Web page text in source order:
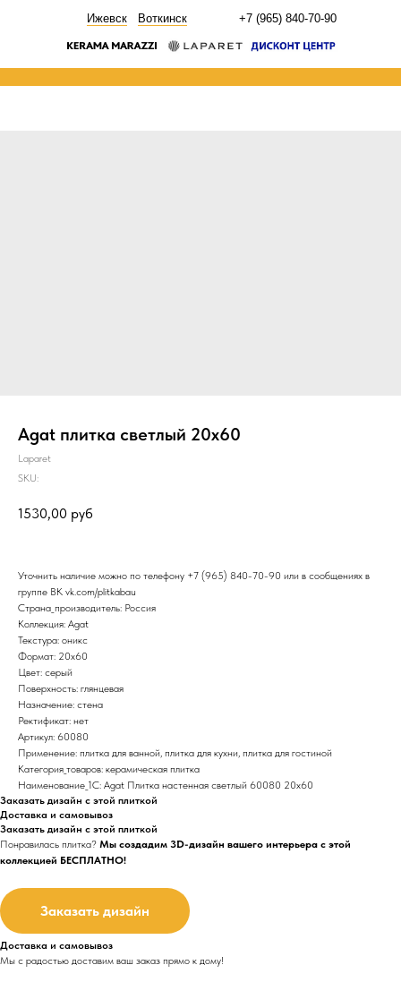
+7 (965) 840-70-90
Ижевск Воткинск
Agat плитка светлый 20х60
Laparet
SKU:
1530,00 руб
Уточнить наличие можно по телефону +7 (965) 840-70-90 или в сообщениях в
группе ВК vk.com/plitkabau
Страна_производитель: Россия
Коллекция: Agat
Текстура: оникс
Формат: 20x60
Цвет: серый
Поверхность: глянцевая
Назначение: стена
Ректификат: нет
Артикул: 60080
Применение: плитка для ванной, плитка для кухни, плитка для гостиной
Категория_товаров: керамическая плитка
Наименование_1С: Agat Плитка настенная светлый 60080 20х60
Заказать дизайн с этой плиткой
Доставка и самовывоз
Заказать дизайн с этой плиткой
Понравилась плитка? Мы создадим 3D-дизайн вашего интерьера с этой
коллекцией БЕСПЛАТНО!
Заказать дизайн
Доставка и самовывоз
Мы с радостью доставим ваш заказ прямо к дому!